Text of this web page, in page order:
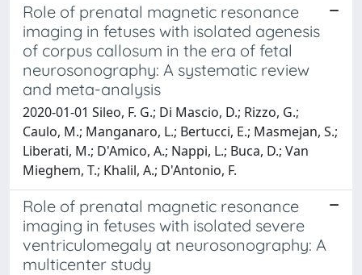
Role of prenatal magnetic resonance
imaging in fetuses with isolated agenesis
of corpus callosum in the era of fetal
neurosonography: A systematic review
and meta-analysis
2020-01-01 Sileo, F. G.; Di Mascio, D.; Rizzo, G.;
Caulo, M.; Manganaro, L.; Bertucci, E.; Masmejan, S.;
Liberati, M.; D'Amico, A.; Nappi, L.; Buca, D.; Van
Mieghem, T.; Khalil, A.; D'Antonio, F.
Role of prenatal magnetic resonance
imaging in fetuses with isolated severe
ventriculomegaly at neurosonography: A
multicenter study